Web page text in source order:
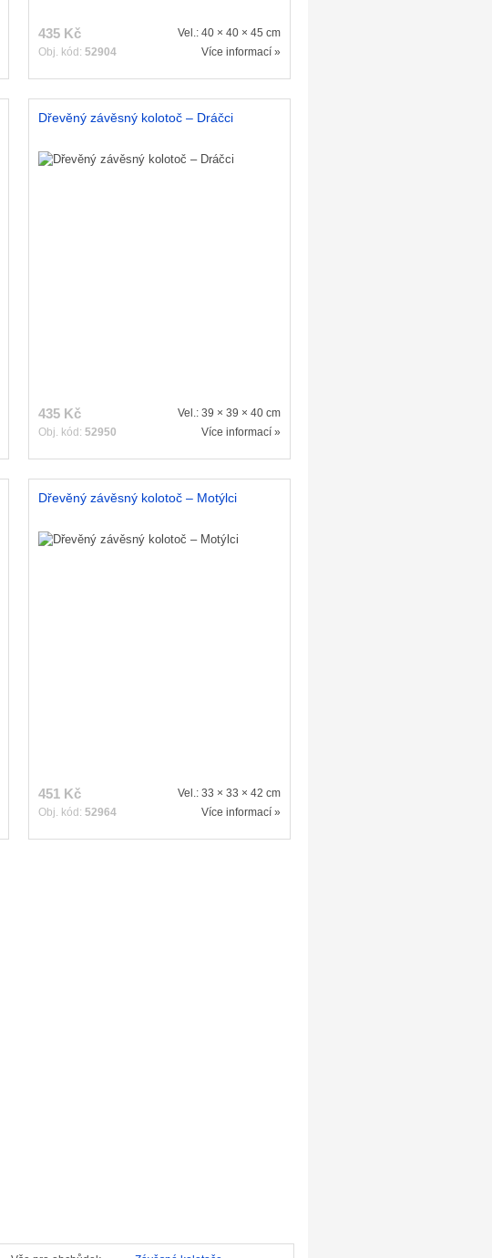
435 Kč
Obj. kód: 52904
Vel.: 40 × 40 × 45 cm
Více informací »
Dřevěný závěsný kolotoč – Dráčci
435 Kč
Obj. kód: 52950
Vel.: 39 × 39 × 40 cm
Více informací »
Dřevěný závěsný kolotoč – Motýlci
451 Kč
Obj. kód: 52964
Vel.: 33 × 33 × 42 cm
Více informací »